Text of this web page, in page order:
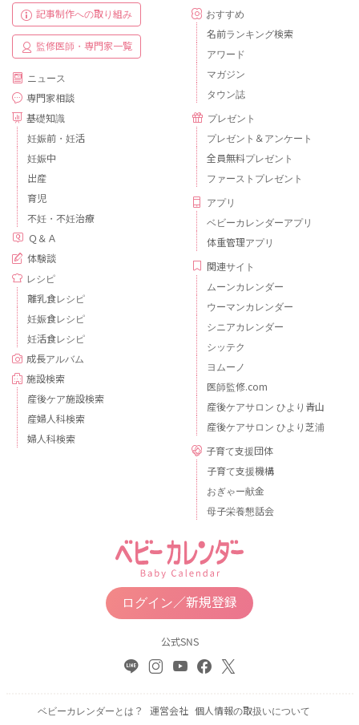
記事制作への取り組み
監修医師・専門家一覧
ニュース
専門家相談
基礎知識
妊娠前・妊活
妊娠中
出産
育児
不妊・不妊治療
Ｑ＆Ａ
体験談
レシピ
離乳食レシピ
妊娠食レシピ
妊活食レシピ
成長アルバム
施設検索
産後ケア施設検索
産婦人科検索
婦人科検索
おすすめ
名前ランキング検索
アワード
マガジン
タウン誌
プレゼント
プレゼント＆アンケート
全員無料プレゼント
ファーストプレゼント
アプリ
ベビーカレンダーアプリ
体重管理アプリ
関連サイト
ムーンカレンダー
ウーマンカレンダー
シニアカレンダー
シッテク
ヨムーノ
医師監修.com
産後ケアサロン ひより青山
産後ケアサロン ひより芝浦
子育て支援団体
子育て支援機構
おぎゃー献金
母子栄養懇話会
ログイン／新規登録
公式SNS
ベビーカレンダーとは？ 運営会社 個人情報の取扱いについて